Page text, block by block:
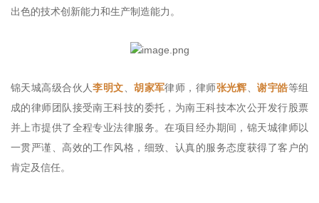
出色的技术创新能力和生产制造能力。
锦天城高级合伙人李明文、胡家军律师，律师张光辉、谢宇皓等组
成的律师团队接受南王科技的委托，为南王科技本次公开发行股票
并上市提供了全程专业法律服务。在项目经办期间，锦天城律师以
一贯严谨、高效的工作风格，细致、认真的服务态度获得了客户的
肯定及信任。